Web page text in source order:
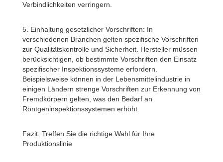
Verbindlichkeiten verringern.
5. Einhaltung gesetzlicher Vorschriften: In
verschiedenen Branchen gelten spezifische Vorschriften
zur Qualitätskontrolle und Sicherheit. Hersteller müssen
berücksichtigen, ob bestimmte Vorschriften den Einsatz
spezifischer Inspektionssysteme erfordern.
Beispielsweise können in der Lebensmittelindustrie in
einigen Ländern strenge Vorschriften zur Erkennung von
Fremdkörpern gelten, was den Bedarf an
Röntgeninspektionssystemen erhöht.
Fazit: Treffen Sie die richtige Wahl für Ihre
Produktionslinie